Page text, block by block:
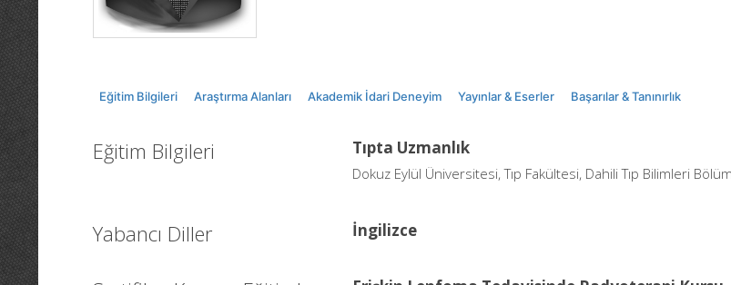
Eğitim Bilgileri Araştırma Alanları Akademik İdari Deneyim Yayınlar & Eserler Başarılar & Tanınırlık
Eğitim Bilgileri Tıpta Uzmanlık
Dokuz Eylül Üniversitesi, Tıp Fakültesi, Dahili Tıp Bilimleri
Yabancı Diller İngilizce